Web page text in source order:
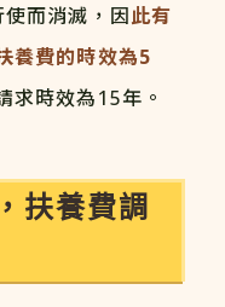
而消滅，因此有
養費的時效為5
求時效為15年。
扶養費調